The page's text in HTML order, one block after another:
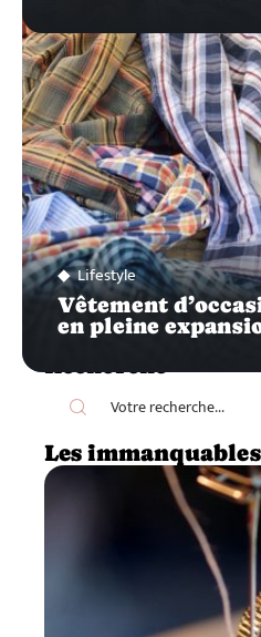
Lifestyle
Vêtement
en pleine
Les immanquables